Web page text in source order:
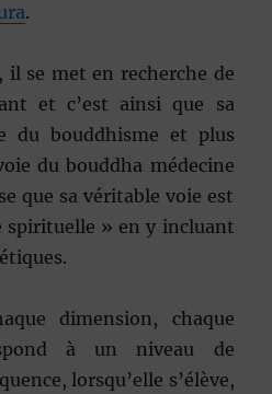
.
il se met en recherche de
et c’est ainsi que sa
du bouddhisme et plus
du bouddha médecine
que sa véritable voie est
spirituelle » en y incluant
dimension, chaque
à un niveau de
lorsqu’elle s’élève,